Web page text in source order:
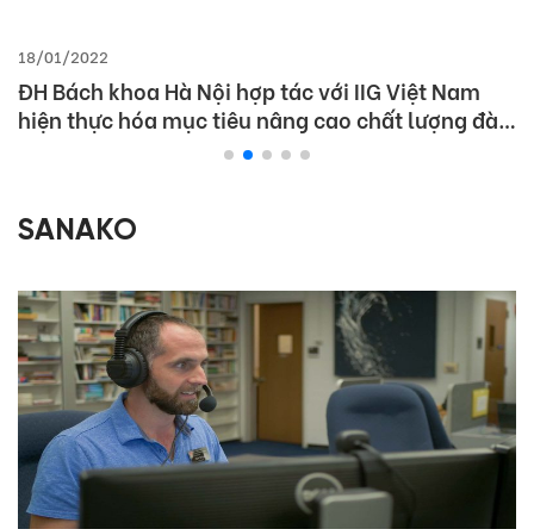
18/01/2022
ĐH Bách khoa Hà Nội hợp tác với IIG Việt Nam
hiện thực hóa mục tiêu nâng cao chất lượng đào
tạo tiếng Anh và Tin học theo chuẩn quốc tế
SANAKO